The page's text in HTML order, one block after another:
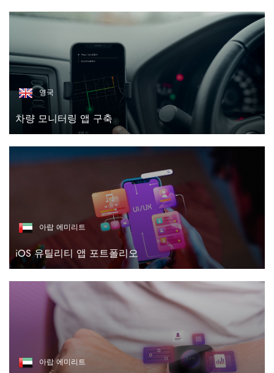
영국
차량 모니터링 앱 구축
아랍 에미리트
iOS 유틸리티 앱 포트폴리오
아랍 에미리트